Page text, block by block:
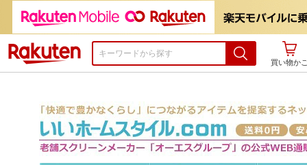
楽天市場
買い物か